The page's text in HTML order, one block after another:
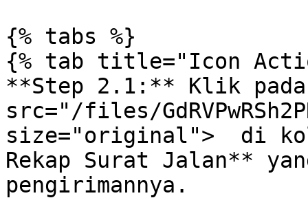
{% tabs %}
{% tab title="Icon
**Step 2.1:** Klik
src="/files/
size="original">  di
Rekap Surat Jalan**
pengirimannya.